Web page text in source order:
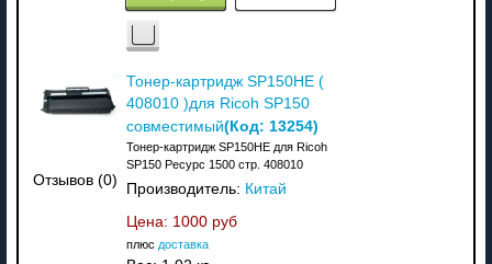
Отзывов (0)
Тонер-картридж SP150HE (
408010 )для Ricoh SP150
совместимый(Код: 13254)
Тонер-картридж SP150HE для Ricoh
SP150 Ресурс 1500 стр. 408010
Производитель: Китай
Цена: 1000 руб
плюс доставка